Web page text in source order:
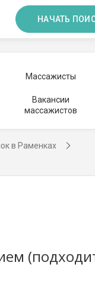
НАЧАТЬ
Массажисты
Вакансии
массажистов
в Раменках